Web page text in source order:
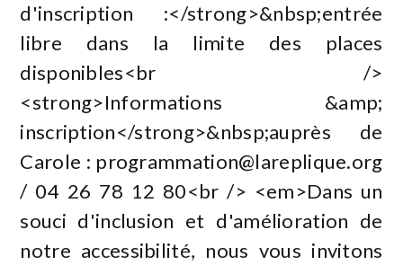
d'inscription :</strong>&nbsp;entrée
libre dans la limite des places
disponibles<br />
<strong>Informations &amp;
inscription</strong>&nbsp;auprès de
Carole : programmation@lareplique.org
/ 04 26 78 12 80<br /> <em>Dans un
souci d'inclusion et d'amélioration de
notre accessibilité, nous vous invitons